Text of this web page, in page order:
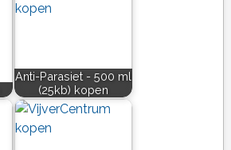
Anti-Parasiet - 500 ml
(25kb) kopen